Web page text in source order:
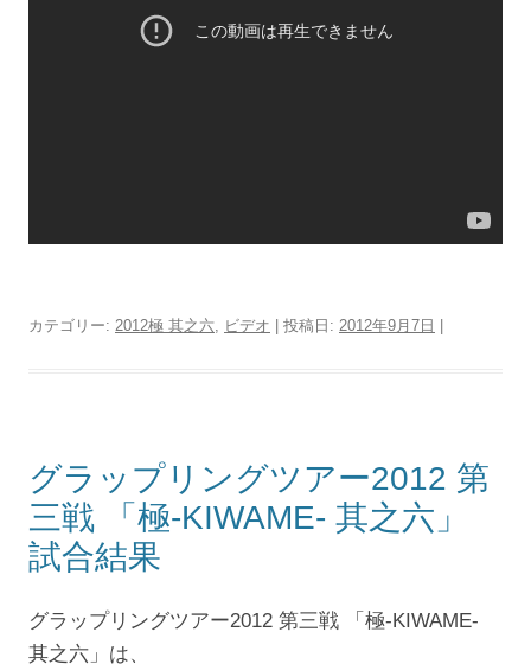
カテゴリー: 2012極 其之六, ビデオ | 投稿日: 2012年9月7日
グラップリングツアー2012 第
三戦 「極-KIWAME- 其之六」
試合結果
グラップリングツアー2012 第三戦 「極-KIWAME-
其之六」は、